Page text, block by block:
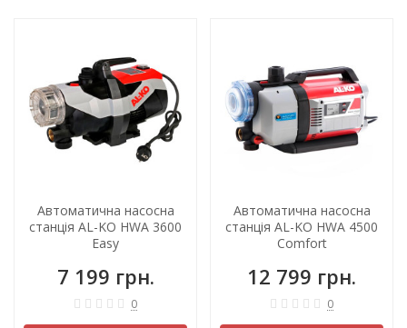
Автоматична насосна
станція AL-KO HWА 3600
Easy
7 199 грн.
0
Автоматична насосна
станція AL-KO HWA 4500
Comfort
12 799 грн.
0